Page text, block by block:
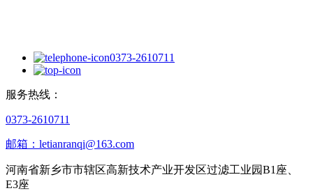
0373-2610711
服务热线：
0373-2610711
邮箱：letianranqi@163.com
河南省新乡市市辖区高新技术产业开发区过滤工业园B1座、
E3座